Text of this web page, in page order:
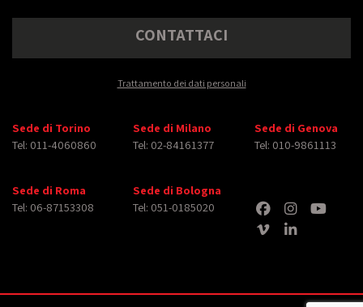
CONTATTACI
Trattamento dei dati personali
Sede di Torino
Tel: 011-4060860
Sede di Milano
Tel: 02-84161377
Sede di Genova
Tel: 010-9861113
Sede di Roma
Tel: 06-87153308
Sede di Bologna
Tel: 051-0185020